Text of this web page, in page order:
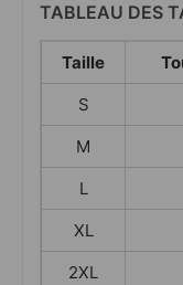
TABLEAU DES
Taille
S
M
L
XL
2XL